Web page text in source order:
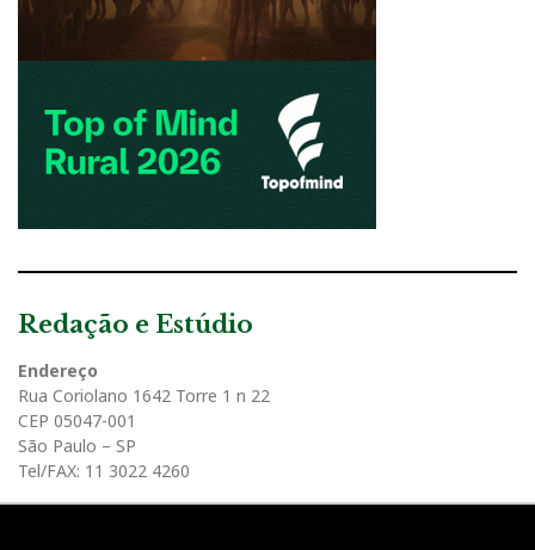
Redação e Estúdio
Endereço
Rua Coriolano 1642 Torre 1 n 22
CEP 05047-001
São Paulo – SP
Tel/FAX: 11 3022 4260